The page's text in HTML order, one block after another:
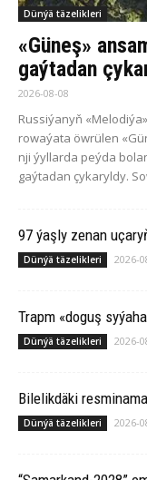
Dünýä täzelikleri
«Güneş»
gaýtadan
2026-08-08
Russiýanyň
rowaýata öwrülen
nji ýyllarda peýda
gaýtadan çykaryldy.
97 ýaşly zenan
Dünýä täzelikleri 2026-
Trapm «doguş
Dünýä täzelikleri 2026-
Bilelikdäki
Dünýä täzelikleri 2026-